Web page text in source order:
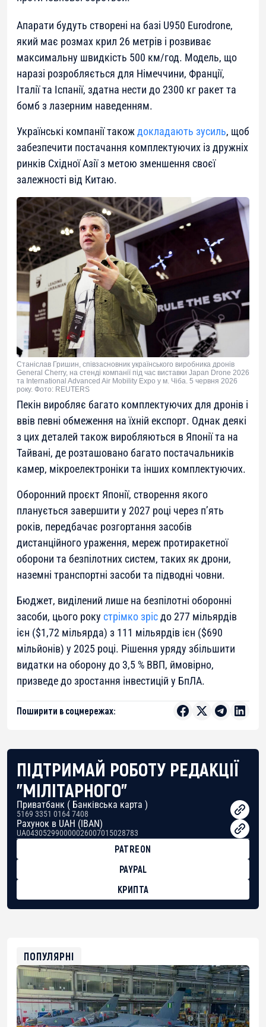
Апарати будуть створені на базі U950 Eurodrone,
який має розмах крил 26 метрів і розвиває
максимальну швидкість 500 км/год. Модель, що
наразі розробляється для Німеччини, Франції,
Італії та Іспанії, здатна нести до 2300 кг ракет та
бомб з лазерним наведенням.
Українські компанії такождокладають зусиль, щоб
забезпечити постачання комплектуючих із дружніх
ринків Східної Азії з метою зменшення своєї
залежності від Китаю.
Станіслав Гришин, співзасновник українського виробника дронів
General Cherry, на стенді компанії під час виставки Japan Drone 2026
та International Advanced Air Mobility Expo у м. Чіба. 5 червня 2026
року. Фото: REUTERS
Пекін виробляє багато комплектуючих для дронів і
ввів певні обмеження на їхній експорт. Однак деякі
з цих деталей також виробляються в Японії та на
Тайвані, де розташовано багато постачальників
камер, мікроелектроніки та інших комплектуючих.
Оборонний проєкт Японії, створення якого
планується завершити у 2027 році через п’ять
років, передбачає розгортання засобів
дистанційного ураження, мереж протиракетної
оборони та безпілотних систем, таких як дрони,
наземні транспортні засоби та підводні човни.
Бюджет, виділений лише на безпілотні оборонні
засоби, цього року стрімко зрісдо 277 мільярдів
ієн ($1,72 мільярда) з 111 мільярдів ієн ($690
мільйонів) у 2025 році. Рішення уряду збільшити
видатки на оборону до 3,5 % ВВП, ймовірно,
призведе до зростання інвестицій у БпЛА.
Поширити в соцмережах:
ПІДТРИМАЙ РОБОТУ РЕДАКЦІЇ
"МІЛІТАРНОГО"
Приватбанк ( Банківська карта )
5169 3351 0164 7408
Рахунок в UAH (IBAN)
UA043052990000026007015028783
PATREON
PAYPAL
КРИПТА
0xfD02863D3289416fcF50975c9DFda13623f97758
ПОПУЛЯРНІ